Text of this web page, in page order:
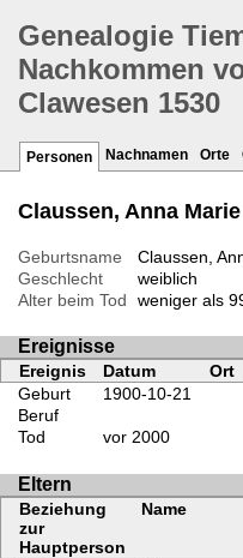
Genealogie
Nachkommen
Clawesen 1530
Personen Nachnamen Orte
Claussen, Anna Marie
Geburtsname
Claussen,
Geschlecht
weiblich
Alter beim Tod
weniger als
Ereignisse
Ereignis Datum Ort
Geburt
1900-10-21
Beruf
Tod
vor 2000
Eltern
Beziehung
zur
Hauptperson
Name